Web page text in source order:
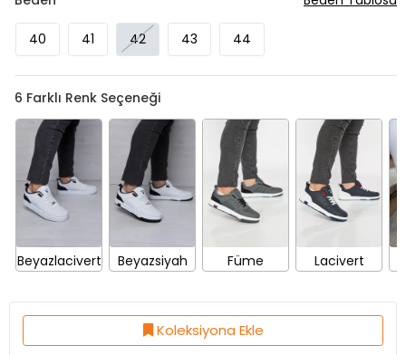
40
Koleksiyona Ekle